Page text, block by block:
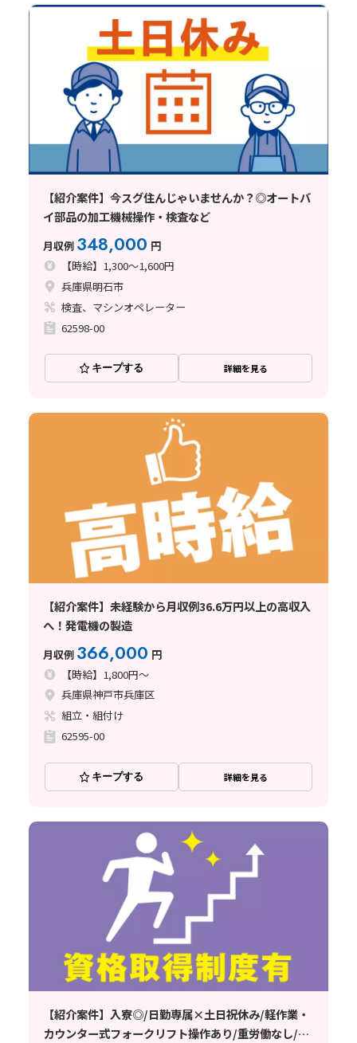
【紹介案件】今スグ住んじゃいませんか？◎オートバ
イ部品の加工機械操作・検査など
月収例 348,000 円
【時給】1,300～1,600円
兵庫県明石市
検査、マシンオペレーター
62598-00
キープする 詳細を見る
【紹介案件】未経験から月収例36.6万円以上の高収入
へ！発電機の製造
月収例 366,000 円
【時給】1,800円～
兵庫県神戸市兵庫区
組立・組付け
62595-00
キープする 詳細を見る
【紹介案件】入寮◎/日勤専属×土日祝休み/軽作業・
カウンター式フォークリフト操作あり/重労働なし/週